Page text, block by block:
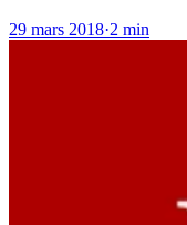
29 mars 2018·2 min